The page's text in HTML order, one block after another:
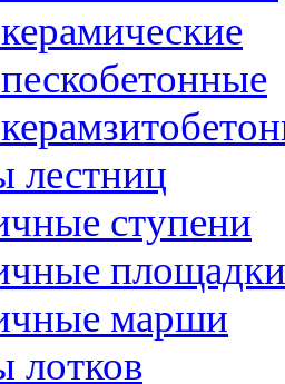
лестниц
ступени
площадки
марши
лотков